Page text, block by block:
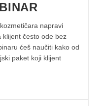
napravi
klijent često ode bez
ćeš naučiti kako od
paket koji klijent